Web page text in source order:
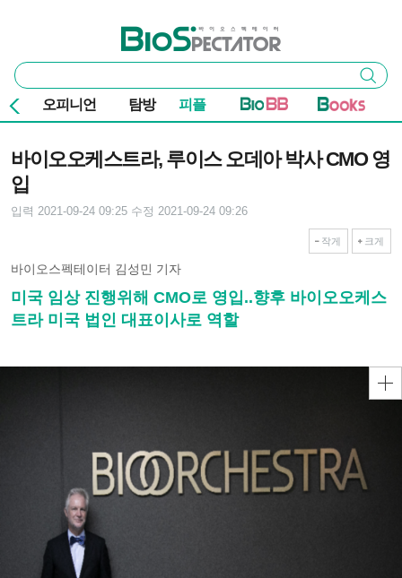
바이오스펙테이터
통
합
검
색
검색
오피니언 탐방 피플
바이오오케스트라, 루이스 오데아 박사 CMO 영
입
입력 2021-09-24 09:25 수정 2021-09-24 09:26
작게 크게
바이오스펙테이터 김성민 기자
미국 임상 진행위해 CMO로 영입..향후 바이오오케스
트라 미국 법인 대표이사로 역할